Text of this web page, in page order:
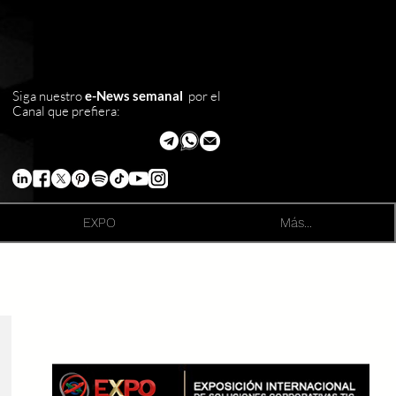
Siga nuestroe-News semanal por el
Canal que prefiera:
EXPO Más...